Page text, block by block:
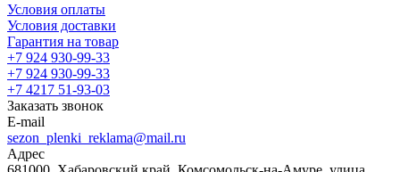
Условия оплаты
Условия доставки
Гарантия на товар
+7 924 930-99-33
+7 924 930-99-33
+7 4217 51-93-03
Заказать звонок
E-mail
sezon_plenki_reklama@mail.ru
Адрес